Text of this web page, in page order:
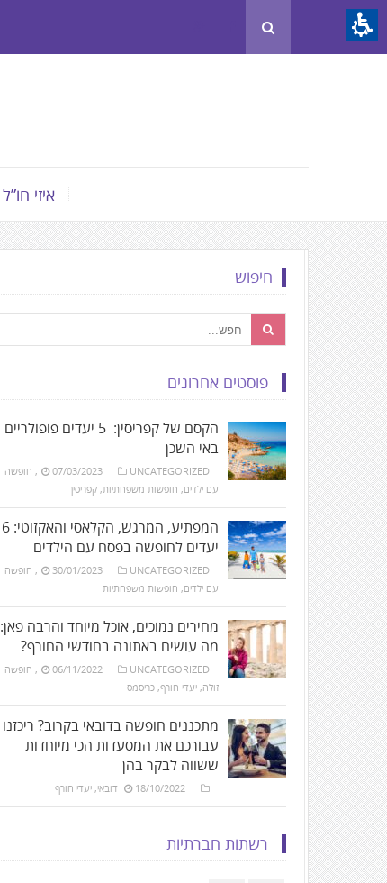
The
beginning
to
the
main
Content
איזי חו”ל
חיפוש
פוסטים אחרונים
הקסם של קפריסין: 5 יעדים פופולריים
באי השכן
07/03/2023 UNCATEGORIZED
, חופשה
עם ילדים, חופשות משפחתיות,קפריסין
המפתיע, המרגש, הקלאסי והאקזוטי: 6
יעדים לחופשה בפסח עם הילדים
30/01/2023 UNCATEGORIZED
, חופשה
עם ילדים, חופשות משפחתיות
מחירים נמוכים, אוכל מיוחד והרבה פאן:
מה עושים באתונה בחודשי החורף?
06/11/2022 UNCATEGORIZED
, חופשה
זולה,יעדי חורף,כריסמס
מתכננים חופשה בדובאי בקרוב? ריכזנו
עבורכם את המסעדות הכי מיוחדות
ששווה לבקר בהן
18/10/2022 דובאי,יעדי חורף
רשתות חברתיות